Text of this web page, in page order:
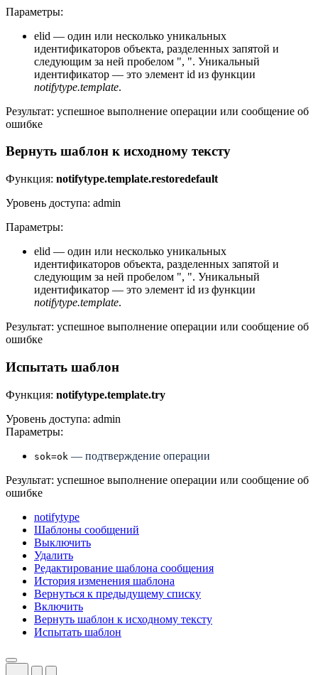
Параметры:
elid — один или несколько уникальных
идентификаторов объекта, разделенных запятой и
следующим за ней пробелом ", ". Уникальный
идентификатор — это элемент id из функции
notifytype.template.
Результат: успешное выполнение операции или сообщение об
ошибке
Вернуть шаблон к исходному тексту
Функция: notifytype.template.restoredefault
Уровень доступа: admin
Параметры:
elid — один или несколько уникальных
идентификаторов объекта, разделенных запятой и
следующим за ней пробелом ", ". Уникальный
идентификатор — это элемент id из функции
notifytype.template.
Результат: успешное выполнение операции или сообщение об
ошибке
Испытать шаблон
Функция: notifytype.template.try
Уровень доступа: admin
Параметры:
sok=ok — подтверждение операции
Результат: успешное выполнение операции или сообщение об
ошибке
notifytype
Шаблоны сообщений
Выключить
Удалить
Редактирование шаблона сообщения
История изменения шаблона
Вернуться к предыдущему списку
Включить
Вернуть шаблон к исходному тексту
Испытать шаблон